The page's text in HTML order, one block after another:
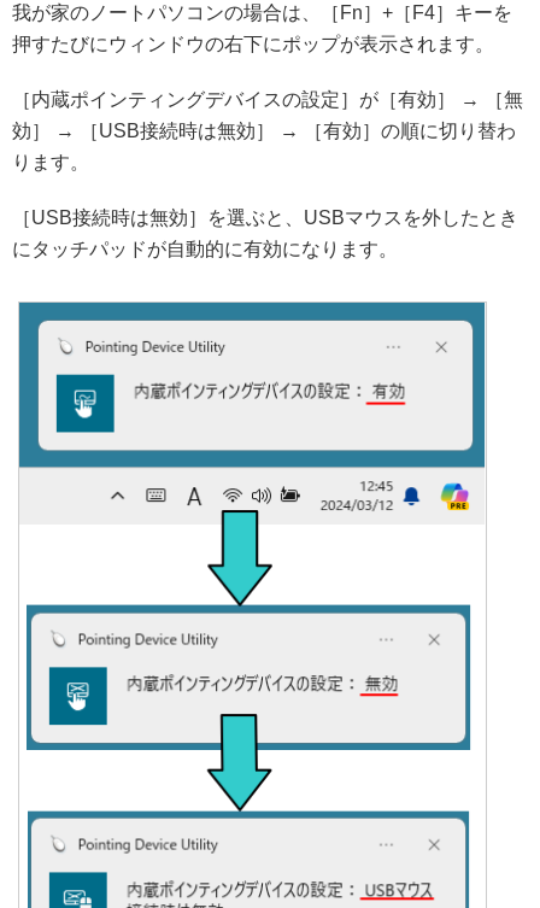
我が家のノートパソコンの場合は、［Fn］+［F4］キーを
押すたびにウィンドウの右下にポップが表示されます。
［内蔵ポインティングデバイスの設定］が［有効］ → ［無
効］ → ［USB接続時は無効］ → ［有効］の順に切り替わ
ります。
［USB接続時は無効］を選ぶと、USBマウスを外したとき
にタッチパッドが自動的に有効になります。